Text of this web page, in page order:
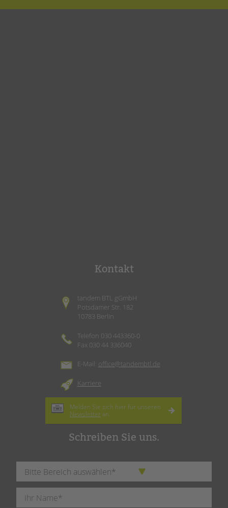
Kontakt
tandem BTL gGmbH
Potsdamer Str. 182
10783 Berlin
Telefon 030 443360-0
Fax 030 44 336040
E-Mail: office@tandembtl.de
Karriere
Melden Sie sich hier für unseren
Newsletter an.
Schreiben Sie uns.